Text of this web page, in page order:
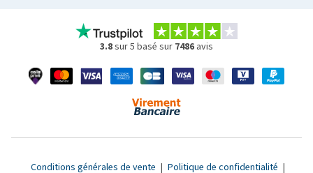
3.8sur 5 basé sur 7486 avis
Conditions générales de vente | Politique de confidentialité |